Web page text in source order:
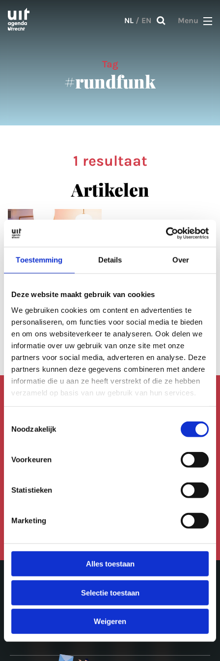
Toestemming Details Over
Deze website maakt gebruik van cookies
We gebruiken cookies om content en advertenties te
personaliseren, om functies voor social media te bieden
en om ons websiteverkeer te analyseren. Ook delen we
informatie over uw gebruik van onze site met onze
partners voor social media, adverteren en analyse. Deze
partners kunnen deze gegevens combineren met andere
informatie die u aan ze heeft verstrekt of die ze hebben
verzameld op basis van uw gebruik van hun services.
Noodzakelijk
Voorkeuren
Statistieken
Marketing
Alles toestaan
Selectie toestaan
Weigeren
Skip to main content
NL / EN Menu
Tag
#rundfunk
1 resultaat
Artikelen
CABARET & STAND-UP
In de flow
Lekker anoniem: in
de flow met Yannick
van de Velde
Schrijf je in voor de
Meer in Utrecht
ontdek-utrecht.nl